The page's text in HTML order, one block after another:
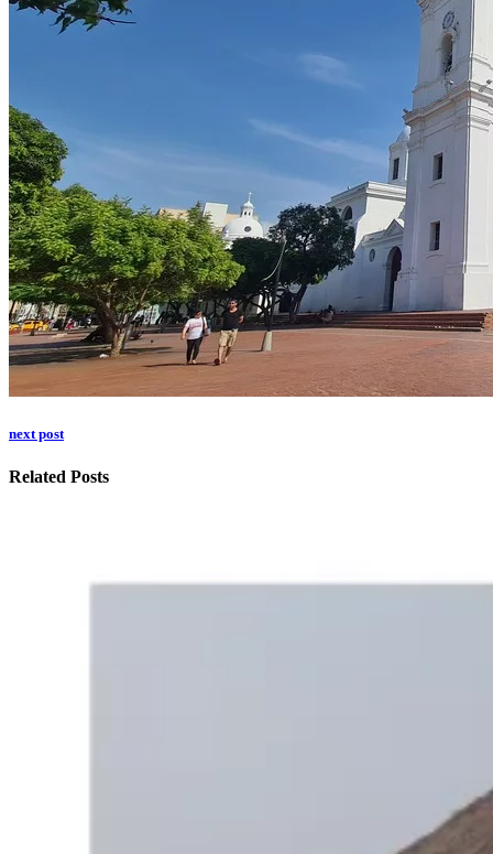
next post
Related Posts